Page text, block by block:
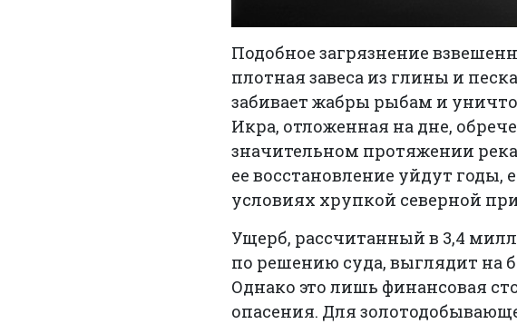
Подобное загрязнение
плотная завеса из глины и
забивает жабры рыбам и
Икра, отложенная на дне,
значительном протяжении
ее восстановление уйдут
условиях хрупкой северной
Ущерб, рассчитанный в 3,4
по решению суда, выглядит на
Однако это лишь финансовая
опасения. Для